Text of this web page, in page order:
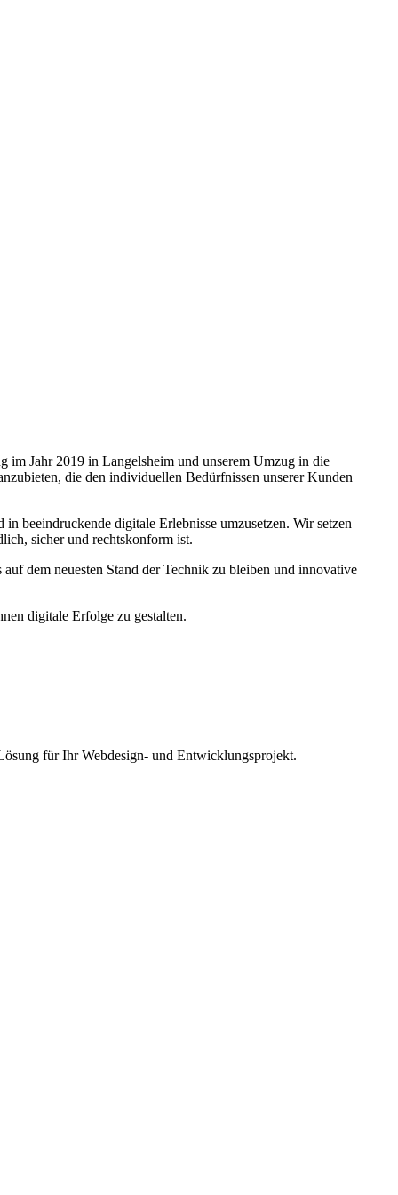
im Jahr 2019 in Langelsheim und unserem Umzug in die
die den individuellen Bedürfnissen unserer Kunden
beeindruckende digitale Erlebnisse umzusetzen. Wir setzen
sicher und rechtskonform ist.
dem neuesten Stand der Technik zu bleiben und innovative
digitale Erfolge zu gestalten.
für Ihr Webdesign- und Entwicklungsprojekt.